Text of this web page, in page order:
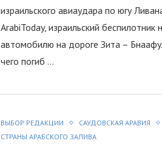
израильского авиаудара по югу
ArabiToday, израильский беспилотник
автомобилю на дороге Зита –
чего погиб …
ВЫБОР РЕДАКЦИИ
САУДОВСКАЯ АРАВИЯ
СТРАНЫ АРАБСКОГО ЗАЛИВА